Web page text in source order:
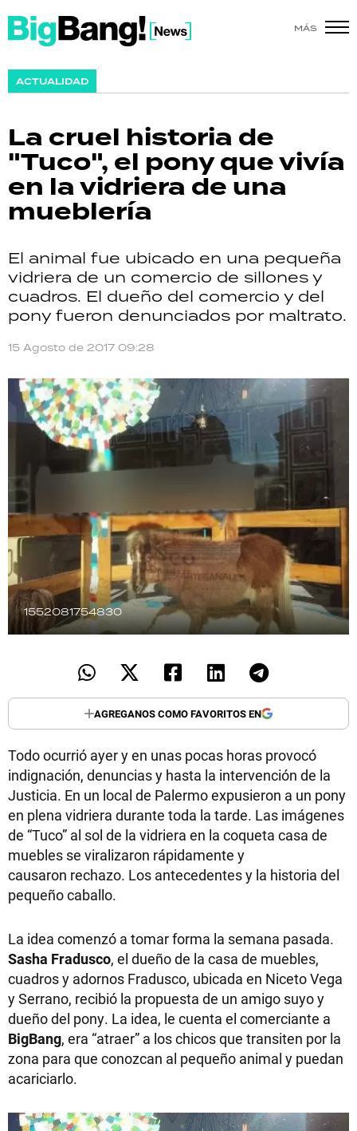
MÁS
ACTUALIDAD
La cruel historia de
"Tuco", el pony que vivía
en la vidriera de una
mueblería
El animal fue ubicado en una pequeña
vidriera de un comercio de sillones y
cuadros. El dueño del comercio y del
pony fueron denunciados por maltrato.
15 Agosto de 2017 09:28
1552081754830
AGREGANOS COMO FAVORITOS EN
Todo ocurrió ayer y en unas pocas horas provocó
indignación, denuncias y hasta la intervención de la
Justicia. En un local de Palermo expusieron a un pony
en plena vidriera durante toda la tarde. Las imágenes
de “Tuco” al sol de la vidriera en la coqueta casa de
muebles se viralizaron rápidamente y
causaron rechazo. Los antecedentes y la historia del
pequeño caballo.
La idea comenzó a tomar forma la semana pasada.
Sasha Fradusco, el dueño de la casa de muebles,
cuadros y adornos Fradusco, ubicada en Niceto Vega
y Serrano, recibió la propuesta de un amigo suyo y
dueño del pony. La idea, le cuenta el comerciante a
BigBang, era “atraer” a los chicos que transiten por la
zona para que conozcan al pequeño animal y puedan
acariciarlo.
SHOW
ACTUALIDAD
POLICIALES
ECONOMÍA
GRAN HERMANO
SALUD
DEPORTES
TECNOLOGÍA
RECETAS
PALABRAS
HORÓSCOPO
Seguinos